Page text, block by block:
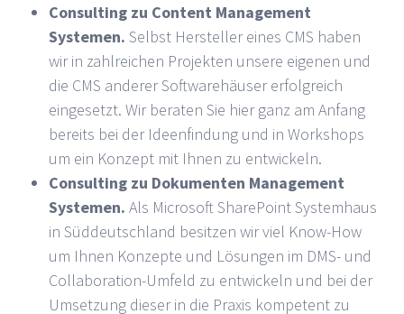
Consulting zu Content Management
Systemen. Selbst Hersteller eines CMS haben
wir in zahlreichen Projekten unsere eigenen und
die CMS anderer Softwarehäuser erfolgreich
eingesetzt. Wir beraten Sie hier ganz am Anfang
bereits bei der Ideenfindung und in Workshops
um ein Konzept mit Ihnen zu entwickeln.
Consulting zu Dokumenten Management
Systemen. Als Microsoft SharePoint Systemhaus
in Süddeutschland besitzen wir viel Know-How
um Ihnen Konzepte und Lösungen im DMS- und
Collaboration-Umfeld zu entwickeln und bei der
Umsetzung dieser in die Praxis kompetent zu